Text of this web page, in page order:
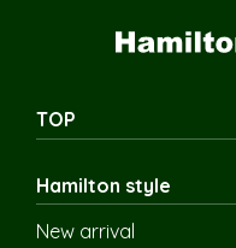
TOP
Hamilton style
New arrival